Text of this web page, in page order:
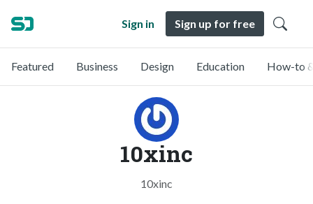
Sign in Sign up for free
Featured Business Design Education How-to
10xinc
10xinc